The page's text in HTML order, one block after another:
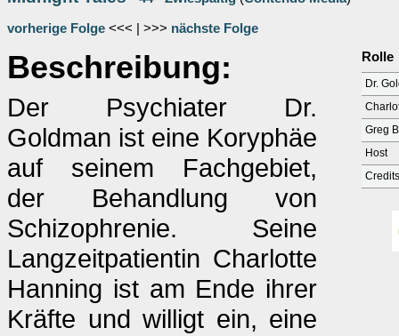
vorherige Folge <<< | >>> nächste Folge
Beschreibung:
Der Psychiater Dr.
Goldman ist eine Koryphäe
auf seinem Fachgebiet,
der Behandlung von
Schizophrenie. Seine
Langzeitpatientin Charlotte
Hanning ist am Ende ihrer
Kräfte und willigt ein, eine
Rolle
Dr.
Greg
Host
Credits